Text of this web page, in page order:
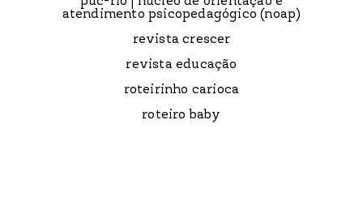
atendimento psicopedagógico (noap)
revista crescer
revista educação
roteirinho carioca
roteiro baby